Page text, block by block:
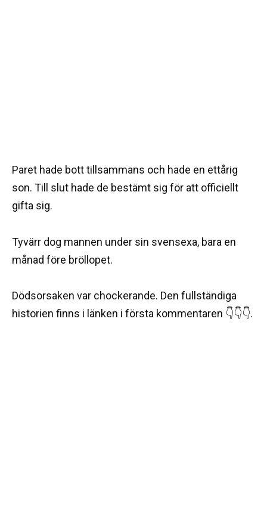
Paret hade bott tillsammans och hade en ettårig
son. Till slut hade de bestämt sig för att officiellt
gifta sig.
Tyvärr dog mannen under sin svensexa, bara en
månad före bröllopet.
Dödsorsaken var chockerande. Den fullständiga
historien finns i länken i första kommentaren 👇👇👇.